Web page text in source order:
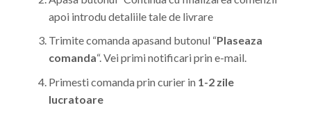
apoi introdu detaliile tale de livrare
Trimite comanda apasand butonul “Plaseaza
comanda“. Vei primi notificari prin e-mail.
Primesti comanda prin curier in 1-2 zile
lucratoare